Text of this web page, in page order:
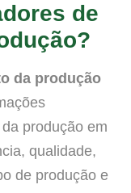
de
da produção
produção em
qualidade,
de produção e